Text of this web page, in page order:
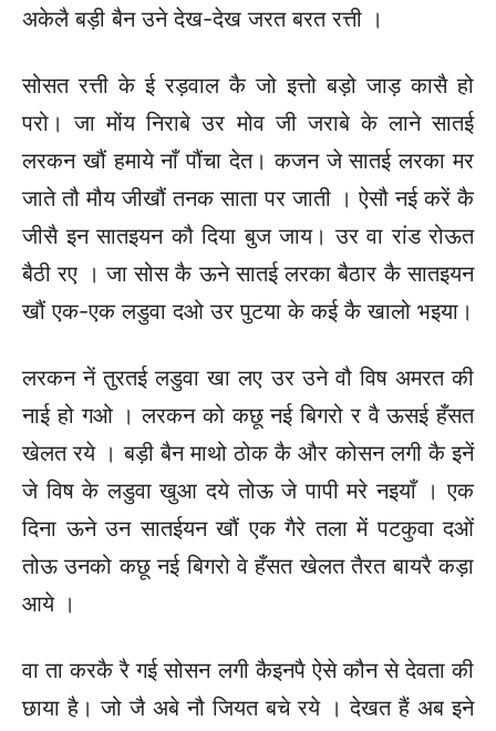
अकेलै बड़ी बैन उने देख-देख जरत बरत रत्ती ।
सोसत रत्ती के ई रड़वाल कै जो इत्तो बड़ो जाड़ कासै हो
परो। जा मोंय निराबे उर मोव जी जराबे के लाने सातई
लरकन खौं हमाये नाँ पौंचा देत। कजन जे सातई लरका मर
जाते तौ मौय जीखौं तनक साता पर जाती । ऐसौ नई करें कै
जीसै इन सातइयन कौ दिया बुज जाय। उर वा रांड रोऊत
बैठी रए । जा सोस कै ऊने सातई लरका बैठार कै सातइयन
खौं एक-एक लडुवा दओ उर पुटया के कई कै खालो भइया।
लरकन नें तुरतई लडुवा खा लए उर उने वौ विष अमरत की
नाई हो गओ । लरकन को कछू नई बिगरो र वै ऊसई हँसत
खेलत रये । बड़ी बैन माथो ठोक कै और कोसन लगी कै इनें
जे विष के लडुवा खुआ दये तोऊ जे पापी मरे नइयाँ । एक
दिना ऊने उन सातईयन खौं एक गैरे तला में पटकुवा दओं
तोऊ उनको कछू नई बिगरो वे हँसत खेलत तैरत बायरै कड़ा
आये ।
वा ता करकै रै गई सोसन लगी कैइनपै ऐसे कौन से देवता की
छाया है। जो जै अबे नौ जियत बचे रये । देखत हैं अब इने